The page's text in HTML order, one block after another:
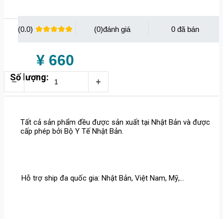
Hỗ trợ ship đa quốc gia: Nhật Bản, Việt Nam, Mỹ,...
0
(0)
(0.0)
¥ 660
Tất cả sản phẩm đều được sản xuất tại Nhật Bản và được
cấp phép bởi Bộ Y Tế Nhật Bản.
Số lượng: